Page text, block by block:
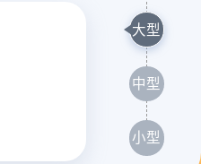
大型
中型
小型